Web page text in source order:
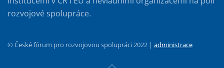
rozvojové spolupráce.
© České fórum pro rozvojovou spolupráci 2022 | administrace